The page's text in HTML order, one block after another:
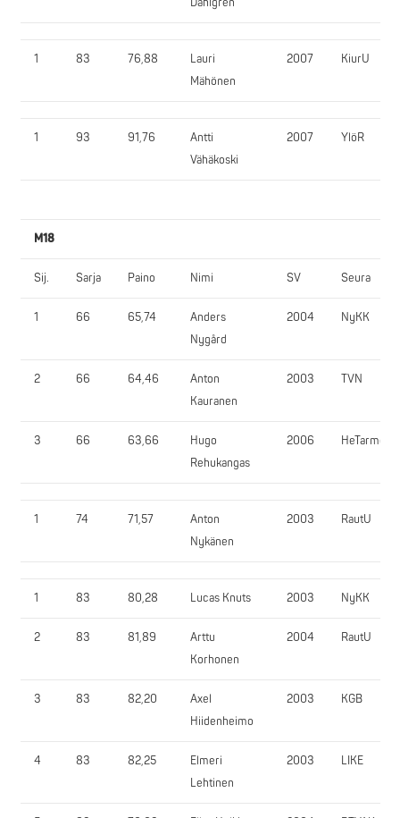
1 83 76,88
Lauri
Mähönen
2007 KiurU
1 93 91,76
Antti
Vähäkoski
2007 YlöR
M18
Sij. Sarja Paino Nimi SV Seura
1 66 65,74
Anders
Nygård
2004 NyKK
2 66 64,46
Anton
Kauranen
2003 TVN
3 66 63,66
Hugo
Rehukangas
2006 HeTarmo
1 74 71,57
Anton
Nykänen
2003 RautU
1 83 80,28 Lucas Knuts 2003 NyKK
2 83 81,89
Arttu
Korhonen
2004 RautU
3 83 82,20
Axel
Hiidenheimo
2003 KGB
4 83 82,25
Elmeri
Lehtinen
2003 LIKE